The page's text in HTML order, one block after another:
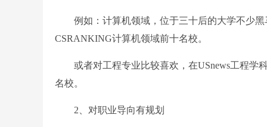
例如：计算机领域，位于三十后的大学不少黑
CSRANKING计算机领域前十名校。
或者对工程专业比较喜欢，在USnews工程学
名校。
2、对职业导向有规划